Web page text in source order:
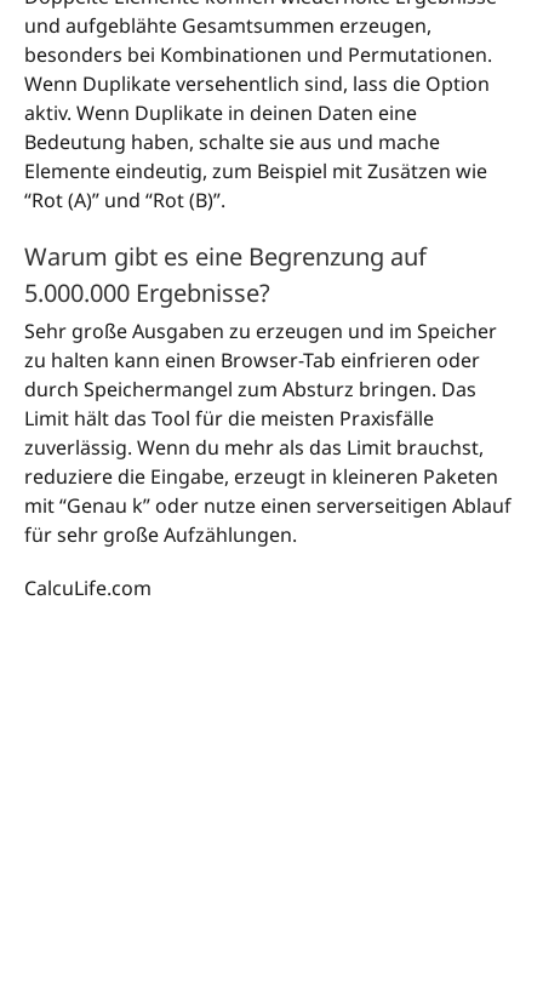
und aufgeblähte Gesamtsummen erzeugen,
besonders bei Kombinationen und Permutationen.
Wenn Duplikate versehentlich sind, lass die Option
aktiv. Wenn Duplikate in deinen Daten eine
Bedeutung haben, schalte sie aus und mache
Elemente eindeutig, zum Beispiel mit Zusätzen wie
“Rot (A)” und “Rot (B)”.
Warum gibt es eine Begrenzung auf
5.000.000 Ergebnisse?
Sehr große Ausgaben zu erzeugen und im Speicher
zu halten kann einen Browser-Tab einfrieren oder
durch Speichermangel zum Absturz bringen. Das
Limit hält das Tool für die meisten Praxisfälle
zuverlässig. Wenn du mehr als das Limit brauchst,
reduziere die Eingabe, erzeugt in kleineren Paketen
mit “Genau k” oder nutze einen serverseitigen Ablauf
für sehr große Aufzählungen.
CalcuLife.com